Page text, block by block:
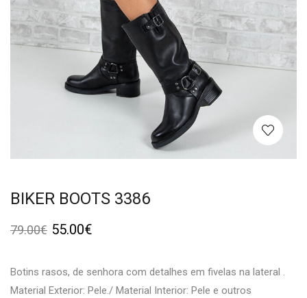
BIKER BOOTS 3386
79.00€ 55.00€
Botins rasos, de senhora com detalhes em fivelas na lateral .
Material Exterior: Pele./ Material Interior: Pele e outros